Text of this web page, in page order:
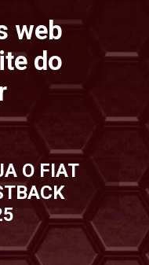
web
do
O FIAT